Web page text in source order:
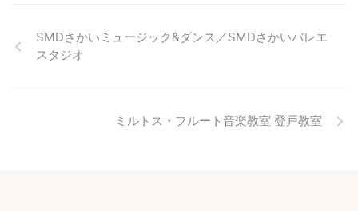
SMDさかいミュージック&ダンス／SMDさかいバレエ
スタジオ
ミルトス・フルート音楽教室 登戸教室